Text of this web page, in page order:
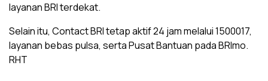
layanan BRI terdekat.
Selain itu, Contact BRI tetap aktif 24 jam melalui 1500017,
layanan bebas pulsa, serta Pusat Bantuan pada BRImo.
RHT